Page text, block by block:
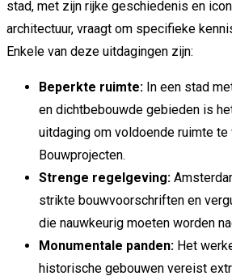
stad, met zijn rijke geschiedenis en
architectuur, vraagt om specifieke
Enkele van deze uitdagingen zijn:
Beperkte ruimte: In een stad
en dichtbebouwde gebieden is
uitdaging om voldoende ruimte te
Bouwprojecten.
Strenge regelgeving:
strikte bouwvoorschriften en
die nauwkeurig moeten worden
Monumentale panden: Het
historische gebouwen vereist